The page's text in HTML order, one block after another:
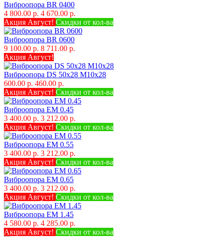
Виброопора BR 0400
4 800.00 р. 4 670.00 р.
Акция Август! Скидки от кол-ва
Виброопора BR 0600
9 100.00 р. 8 711.00 р.
Акция Август!
Виброопора DS 50х28 M10x28
600.00 р. 460.00 р.
Акция Август! Скидки от кол-ва
Виброопора EM 0.45
3 400.00 р. 3 212.00 р.
Акция Август! Скидки от кол-ва
Виброопора EM 0.55
3 400.00 р. 3 212.00 р.
Акция Август! Скидки от кол-ва
Виброопора EM 0.65
3 400.00 р. 3 212.00 р.
Акция Август! Скидки от кол-ва
Виброопора EM 1.45
4 580.00 р. 4 285.00 р.
Акция Август! Скидки от кол-ва